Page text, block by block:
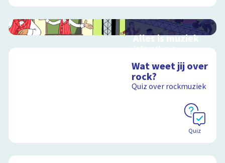
Alles is muziek
Interactieve
muziekinstrumenten
en muziekstijlen
Schoolplaat
Wat weet jij over
rock?
Quiz over rockmuziek
Quiz